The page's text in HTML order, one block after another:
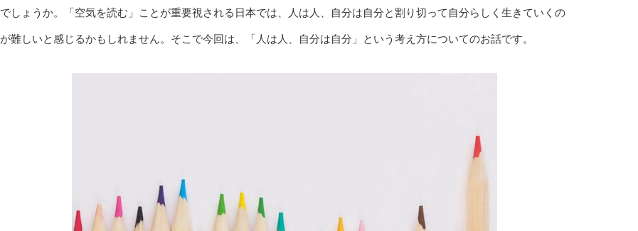
でしょうか。「空気を読む」ことが重要視される日本では、人は人、自分は自分と割り切って自分らしく生きていくの
が難しいと感じるかもしれません。そこで今回は、「人は人、自分は自分」という考え方についてのお話です。